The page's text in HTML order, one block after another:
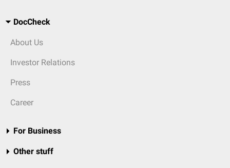
DocCheck
About Us
Investor Relations
Press
Career
For Business
Other stuff